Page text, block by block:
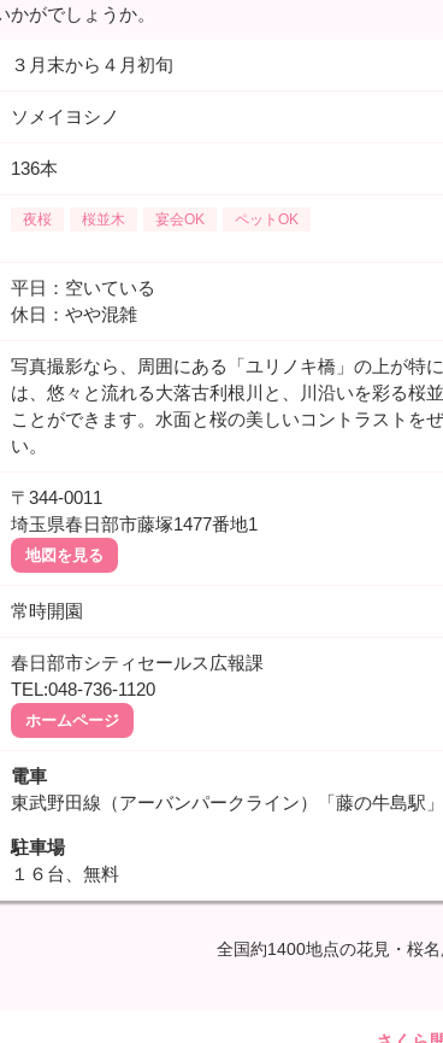
がでしょうか。
３月末から４月初旬
ソメイヨシノ
136本
夜桜 桜並木 宴会OK ペットOK
平日：空いている
休日：やや混雑
写真撮影なら、周囲にある「ユリノキ橋」の上が特
は、悠々と流れる大落古利根川と、川沿いを彩る桜
ことができます。水面と桜の美しいコントラストを
い。
〒344-0011
埼玉県春日部市藤塚1477番地1
地図を見る
常時開園
春日部市シティセールス広報課
TEL:048-736-1120
ホームページ
電車
東武野田線（アーバンパークライン）「藤の牛島駅」
駐車場
１６台、無料
全国約1400地点の花見・桜